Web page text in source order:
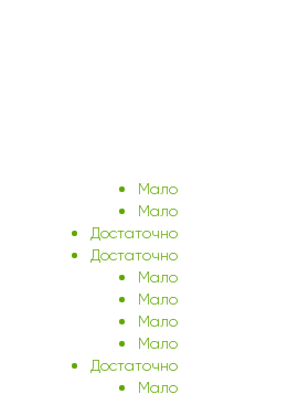
Мало
Мало
Достаточно
Достаточно
Мало
Мало
Мало
Мало
Достаточно
Мало